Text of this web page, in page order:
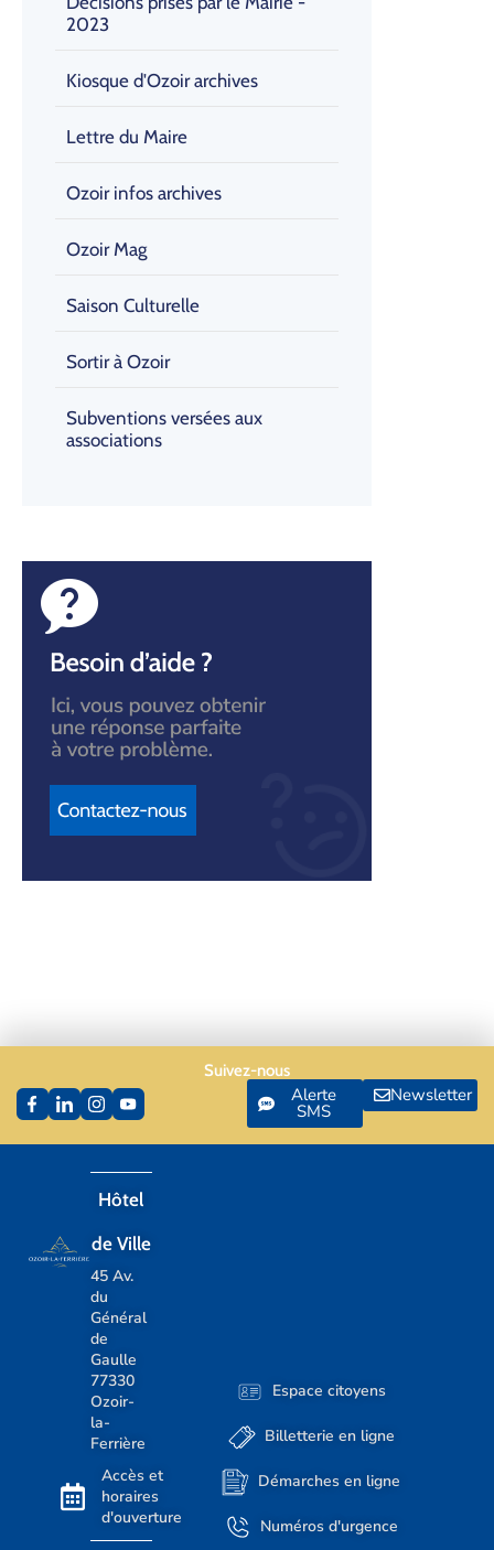
2023
Kiosque d'Ozoir archives
Lettre du Maire
Ozoir infos archives
Ozoir Mag
Saison Culturelle
Sortir à Ozoir
Subventions versées aux
associations
Hôtel
de Ville
45 Av.
du
Général
de
Gaulle
77330
Ozoir-
la-
Ferrière
Accès et
horaires
d'ouverture
Espace citoyens
Billetterie en ligne
Démarches en ligne
Numéros d'urgence
Suivez-nous
Alerte
SMS
Newsletter